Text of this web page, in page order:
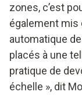
zones, c’est
également mis
automatique
placés à une
pratique de
échelle », dit